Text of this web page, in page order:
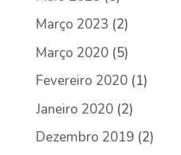
Março 2023 (2)
Março 2020(5)
Fevereiro 2020(1)
Janeiro 2020(2)
Dezembro 2019(2)